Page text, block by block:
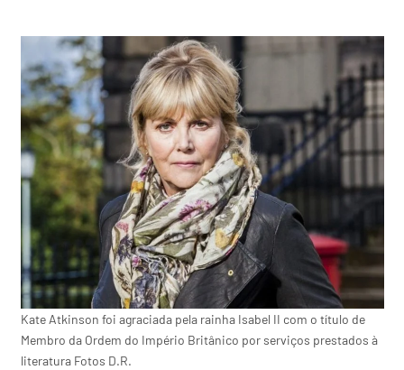
Kate Atkinson foi agraciada pela rainha Isabel II com o título de
Membro da Ordem do Império Britânico por serviços prestados à
literatura Fotos D.R.